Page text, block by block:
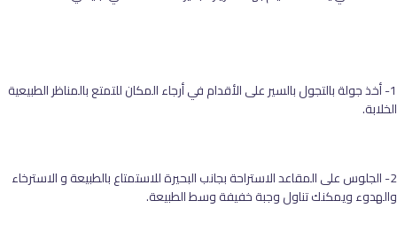
1- أخذ جولة بالتجول بالسير على الأقدام في أرجاء المكان للتمتع بالمناظر الطبيعية
الخلابة.
2- الجلوس على المقاعد الاستراحة بجانب البحيرة للاستمتاع بالطبيعة و الاسترخاء
والهدوء ويمكنك تناول وجبة خفيفة وسط الطبيعة.